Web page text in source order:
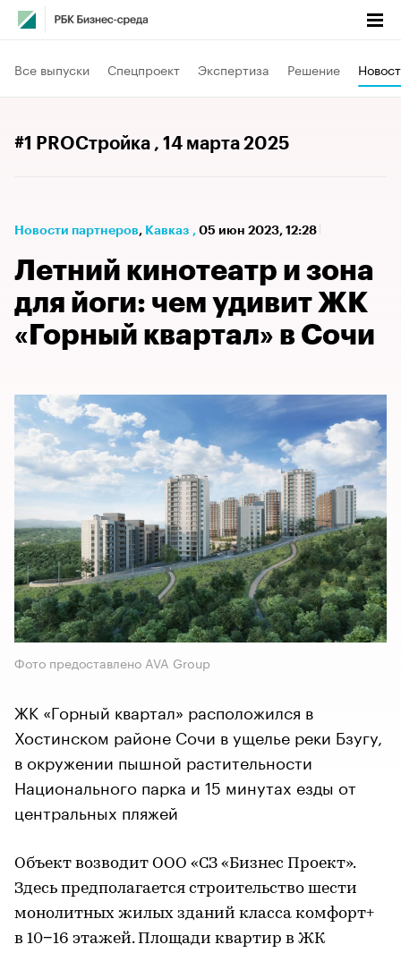
Все выпуски Спецпроект Экспертиза Решение
#1 PROСтройка , 14 марта 2025
Новости партнеров⁠, Кавказ , 05 июн 2023, 12:28
Летний кинотеатр и зона
для йоги: чем удивит ЖК
«Горный квартал» в Сочи
Фото предоставлено AVA Group
ЖК «Горный квартал» расположился в
Хостинском районе Сочи в ущелье реки Бзугу,
в окружении пышной растительности
Национального парка и 15 минутах езды от
центральных пляжей
Объект возводит ООО «СЗ «Бизнес Проект».
Здесь предполагается строительство шести
монолитных жилых зданий класса комфорт+
в 10−16 этажей. Площади квартир в ЖК